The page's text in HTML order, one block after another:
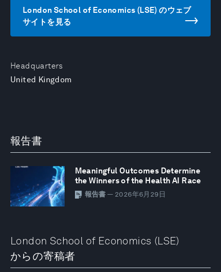
Headquarters
United Kingdom
London School of Economics (LSE) のウェブ
サイトを見る
報告書
Meaningful Outcomes Determine
the Winners of the Health AI Race
報告書 — 2026年6月29日
London School of Economics (LSE)
からの寄稿者